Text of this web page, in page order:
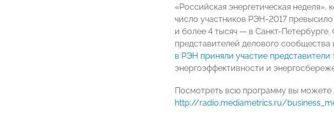
«Российская энергетическая
число участников РЭН-2017
и более 4 тысяч — в Санкт-
представителей делового
в РЭН приняли участие представители
энергоэффективности и
Посмотреть всю программу вы
http://radio.mediametrics.ru/